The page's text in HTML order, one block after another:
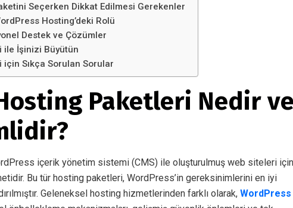
Seçerken Dikkat Edilmesi Gerekenler
Hosting’deki Rolü
Destek ve Çözümler
ile İşinizi Büyütün
Sıkça Sorulan Sorular
Paketleri Nedir ve
içerik yönetim sistemi (CMS) ile oluşturulmuş web siteleri için
Bu tür hosting paketleri, WordPress’in gereksinimlerini en iyi
Geleneksel hosting hizmetlerinden farklı olarak, WordPress